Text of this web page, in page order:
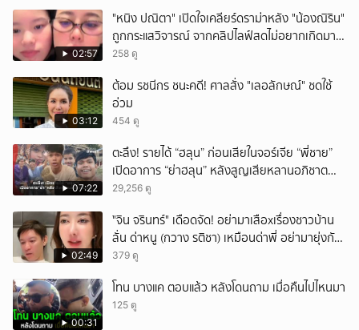
02:57
"หนิง ปณิตา" เปิดใจเคลียร์ดราม่าหลัง "น้องณิริน"
ถูกกระแสวิจารณ์ จากคลิปไลฟ์สดไม่อยากเกิดมา
หน้าเหมือนพ่อ
258 ดู
03:12
ต้อม รชนีกร ชนะคดี! ศาลสั่ง "เลอลักษณ์" ชดใช้
อ่วม
454 ดู
07:22
ตะลึง! รายได้ “ฮลุน” ก่อนเสียในจอร์เจีย “พี่ชาย”
เปิดอาการ “ย่าฮลุน” หลังสูญเสียหลานอภิชาต
บุตร!
29,256 ดู
02:49
ั่"จิน จรินทร์" เดือดจัด! อย่ามาเสือxเรื่องชาวบ้าน
ลั่น ด่าหนู (กวาง รติชา) เหมือนด่าพี่ อย่ามายุ่งกับ
คนของผม จบ!!!
379 ดู
00:31
โทน บางแค ตอบแล้ว หลังโดนถาม เมื่อคืนไปไหนมา
125 ดู